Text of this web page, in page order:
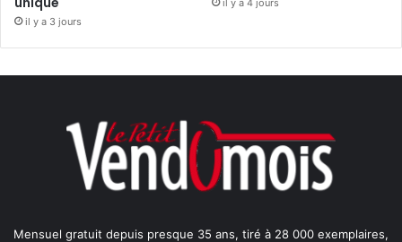
il y a 3 jours
Mensuel gratuit depuis presque 35 ans, tiré à 28 000 exemplaires,